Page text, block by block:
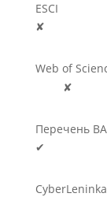
ESCI
✘
Web of
✘
Перечень
✔
CyberLeninka